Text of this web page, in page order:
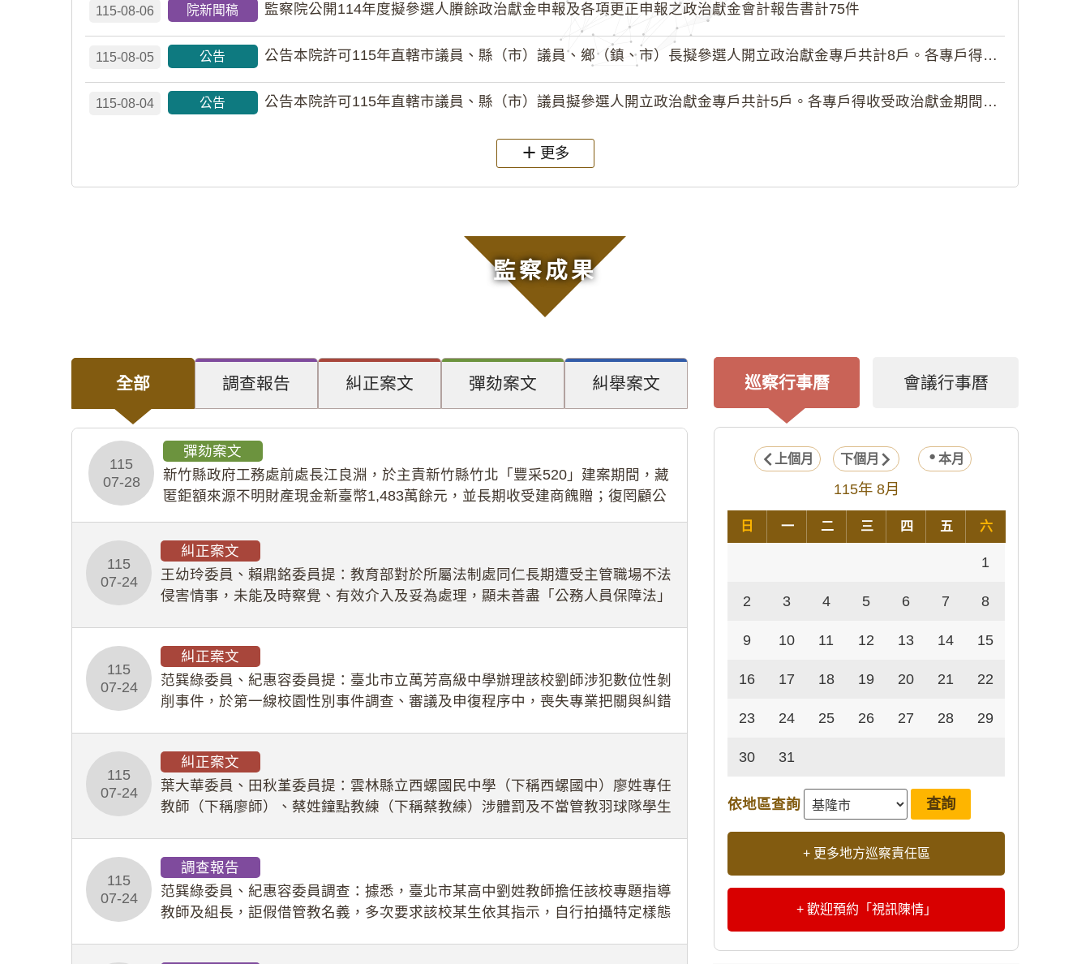
115-08-06 院新聞稿 監察院公開114年度擬參選人賸餘政治獻金申報及各項更正申報之政治獻金會計報告書計75件
115-08-05 公告 公告本院許可115年直轄市議員、縣（市）議員、鄉（鎮、市）長擬參選人開立政治獻金專戶共計8戶。各專戶得收受...
115-08-04 公告 公告本院許可115年直轄市議員、縣（市）議員擬參選人開立政治獻金專戶共計5戶。各專戶得收受政治獻金期間為自...
更多
監察成果
全部 調查報告 糾正案文 彈劾案文 糾舉案文
115
07-28
彈劾案文
新竹縣政府工務處前處長江良淵，於主責新竹縣竹北「豐采520」建案期間，藏
匿鉅額來源不明財產現金新臺幣1,483萬餘元，並長期收受建商餽贈；復罔顧公
115
07-24
糾正案文
王幼玲委員、賴鼎銘委員提：教育部對於所屬法制處同仁長期遭受主管職場不法
侵害情事，未能及時察覺、有效介入及妥為處理，顯未善盡「公務人員保障法」
115
07-24
糾正案文
范巽綠委員、紀惠容委員提：臺北市立萬芳高級中學辦理該校劉師涉犯數位性剝
削事件，於第一線校園性別事件調查、審議及申復程序中，喪失專業把關與糾錯
115
07-24
糾正案文
葉大華委員、田秋堇委員提：雲林縣立西螺國民中學（下稱西螺國中）廖姓專任
教師（下稱廖師）、蔡姓鐘點教練（下稱蔡教練）涉體罰及不當管教羽球隊學生
115
07-24
調查報告
范巽綠委員、紀惠容委員調查：據悉，臺北市某高中劉姓教師擔任該校專題指導
教師及組長，詎假借管教名義，多次要求該校某生依其指示，自行拍攝特定樣態
巡察行事曆 會議行事曆
上個月 下個月 本月
115年 8月
日 一 二 三 四 五 六
1
2 3 4 5 6 7 8
9 10 11 12 13 14 15
16 17 18 19 20 21 22
23 24 25 26 27 28 29
30 31
依地區查詢
+ 更多地方巡察責任區
+ 歡迎預約「視訊陳情」